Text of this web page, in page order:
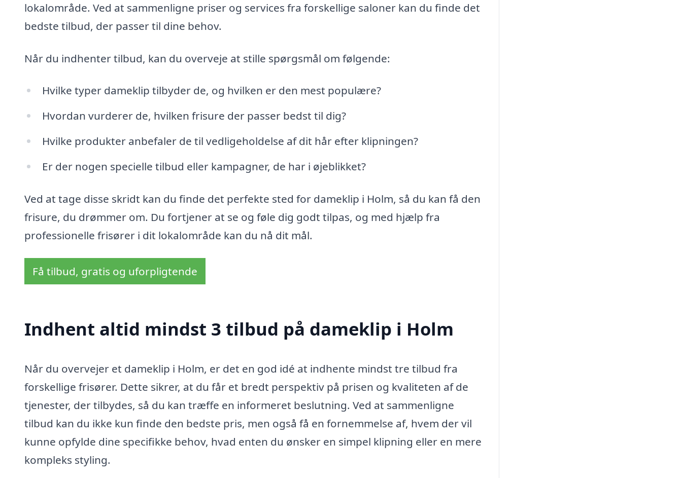
lokalområde. Ved at sammenligne priser og services fra forskellige saloner kan du finde det
bedste tilbud, der passer til dine behov.
Når du indhenter tilbud, kan du overveje at stille spørgsmål om følgende:
Hvilke typer dameklip tilbyder de, og hvilken er den mest populære?
Hvordan vurderer de, hvilken frisure der passer bedst til dig?
Hvilke produkter anbefaler de til vedligeholdelse af dit hår efter klipningen?
Er der nogen specielle tilbud eller kampagner, de har i øjeblikket?
Ved at tage disse skridt kan du finde det perfekte sted for dameklip i Holm, så du kan få den
frisure, du drømmer om. Du fortjener at se og føle dig godt tilpas, og med hjælp fra
professionelle frisører i dit lokalområde kan du nå dit mål.
Få tilbud, gratis og uforpligtende
Indhent altid mindst 3 tilbud på dameklip i Holm
Når du overvejer et dameklip i Holm, er det en god idé at indhente mindst tre tilbud fra
forskellige frisører. Dette sikrer, at du får et bredt perspektiv på prisen og kvaliteten af de
tjenester, der tilbydes, så du kan træffe en informeret beslutning. Ved at sammenligne
tilbud kan du ikke kun finde den bedste pris, men også få en fornemmelse af, hvem der vil
kunne opfylde dine specifikke behov, hvad enten du ønsker en simpel klipning eller en mere
kompleks styling.